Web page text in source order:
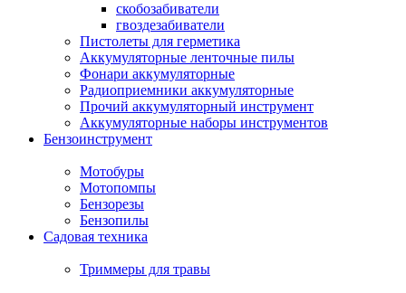
скобозабиватели
гвоздезабиватели
Пистолеты для герметика
Аккумуляторные ленточные пилы
Фонари аккумуляторные
Радиоприемники аккумуляторные
Прочий аккумуляторный инструмент
Аккумуляторные наборы инструментов
Бензоинструмент
Мотобуры
Мотопомпы
Бензорезы
Бензопилы
Садовая техника
Триммеры для травы